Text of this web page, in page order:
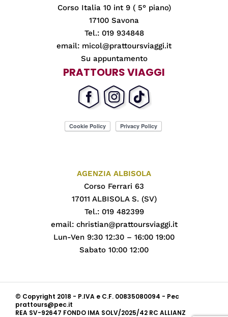
Corso Italia 10 int 9 ( 5° piano)
17100 Savona
Tel.: 019 934848
email: micol@prattoursviaggi.it
Su appuntamento
PRATTOURS VIAGGI
AGENZIA ALBISOLA
Corso Ferrari 63
17011 ALBISOLA S. (SV)
Tel.: 019 482399
email: christian@prattoursviaggi.it
Lun-Ven 9:30 12:30 – 16:00 19:00
Sabato 10:00 12:00
© Copyright 2018 - P.IVA e C.F. 00835080094 - Pec
prattours@pec.it
REA SV-92647 FONDO IMA SOLV/2025/42 RC ALLIANZ